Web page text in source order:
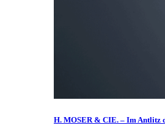
H. MOSER & CIE. – Im Antlitz